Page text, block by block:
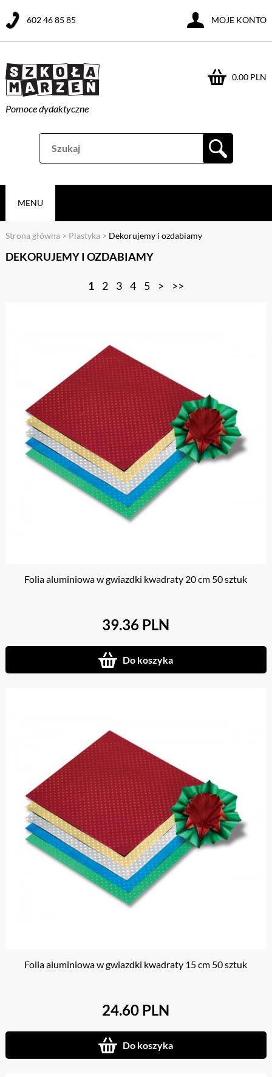
Pomoce dydaktyczne
0.00 PLN
602 46 85 85 MOJE KONTO
MENU
Strona główna > Plastyka > Dekorujemy i ozdabiamy
DEKORUJEMY I OZDABIAMY
1 2 3 4 5 > >>
Folia aluminiowa w gwiazdki kwadraty 20 cm 50 sztuk
39.36 PLN
Do koszyka
Folia aluminiowa w gwiazdki kwadraty 15 cm 50 sztuk
24.60 PLN
Do koszyka